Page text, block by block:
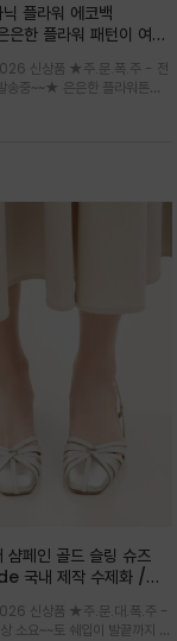
플라워 에코백
한 플라워 패턴이 여름
신상품 ★주.문.폭.주 - 전
송중~~★ 은은한 플라워톤이
한 감성의 천연 오가닉 코튼소
샴페인 골드 슬링 슈즈
국내 제작 수제화 /은
슬링백 플랫슈
신상품 ★주.문.대.폭.주 -
소요~~토 쉐입이 발끝까지 세